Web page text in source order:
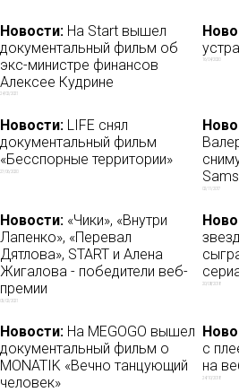
Новости: На Start вышел
документальный фильм об
экс-министре финансов
Алексее Кудрине
24/02/2021
16/04/2020
Новости: LIFE снял
документальный фильм
«Бесспорные территории»
27/06/2020
02/11/2017
Новости: «Чики», «Внутри
Лапенко», «Перевал
Дятлова», START и Алена
Жигалова - победители веб-
премии
05/02/2021
20/08/2018
Новости: На MEGOGO вышел
документальный фильм о
MONATIK «Вечно танцующий
человек»
с
на
24/10/2018